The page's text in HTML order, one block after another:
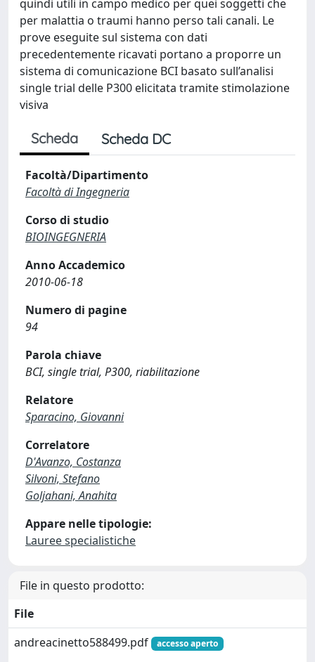
quindi utili in campo medico per quei soggetti che
per malattia o traumi hanno perso tali canali. Le
prove eseguite sul sistema con dati
precedentemente ricavati portano a proporre un
sistema di comunicazione BCI basato sull’analisi
single trial delle P300 elicitata tramite stimolazione
visiva
Scheda Scheda DC
Facoltà/Dipartimento
Facoltà di Ingegneria
Corso di studio
BIOINGEGNERIA
Anno Accademico
2010-06-18
Numero di pagine
94
Parola chiave
BCI, single trial, P300, riabilitazione
Relatore
Sparacino, Giovanni
Correlatore
D'Avanzo, Costanza
Silvoni, Stefano
Goljahani, Anahita
Appare nelle tipologie:
Lauree specialistiche
File in questo prodotto:
File
andreacinetto588499.pdf
accesso aperto